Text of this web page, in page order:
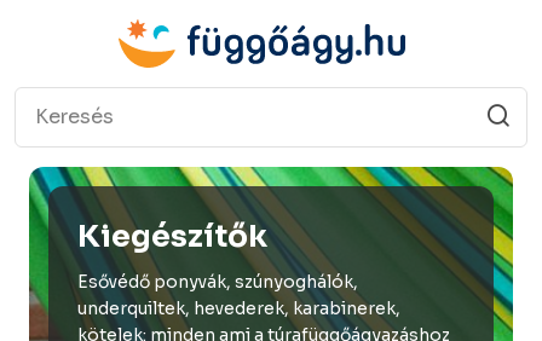
Kiegészítők
Esővédő ponyvák, szúnyoghálók,
underquiltek, hevederek, karabinerek,
kötelek: minden ami a túrafüggőágyazáshoz